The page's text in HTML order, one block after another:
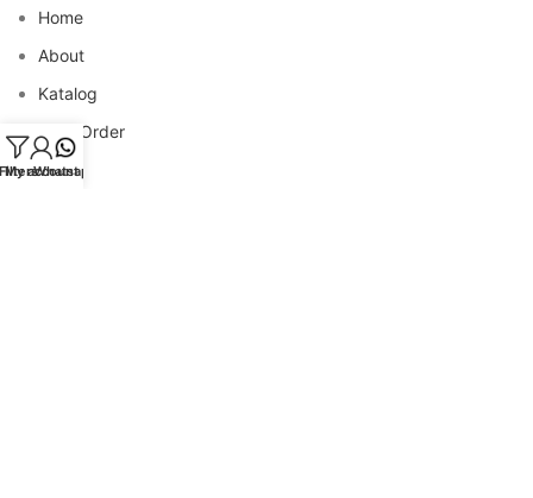
Home
About
Katalog
Cara Order
Blog
My account
Whatsapp